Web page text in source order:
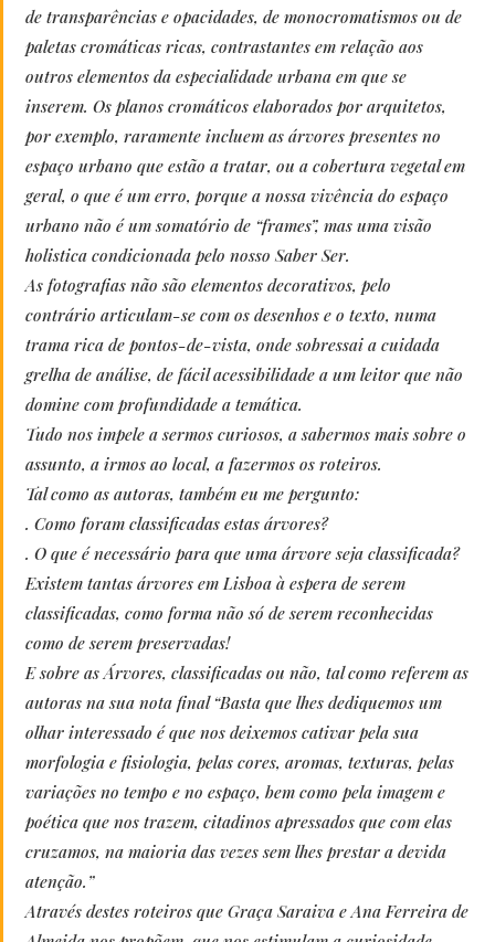
de transparências e opacidades, de monocromatismos ou de
paletas cromáticas ricas, contrastantes em relação aos
outros elementos da especialidade urbana em que se
inserem. Os planos cromáticos elaborados por arquitetos,
por exemplo, raramente incluem as árvores presentes no
espaço urbano que estão a tratar, ou a cobertura vegetal em
geral, o que é um erro, porque a nossa vivência do espaço
urbano não é um somatório de “frames”, mas uma visão
holistica condicionada pelo nosso Saber Ser.
As fotografias não são elementos decorativos, pelo
contrário articulam-se com os desenhos e o texto, numa
trama rica de pontos-de-vista, onde sobressai a cuidada
grelha de análise, de fácil acessibilidade a um leitor que não
domine com profundidade a temática.
Tudo nos impele a sermos curiosos, a sabermos mais sobre o
assunto, a irmos ao local, a fazermos os roteiros.
Tal como as autoras, também eu me pergunto:
. Como foram classificadas estas árvores?
. O que é necessário para que uma árvore seja classificada?
Existem tantas árvores em Lisboa à espera de serem
classificadas, como forma não só de serem reconhecidas
como de serem preservadas!
E sobre as Árvores, classificadas ou não, tal como referem as
autoras na sua nota final “Basta que lhes dediquemos um
olhar interessado é que nos deixemos cativar pela sua
morfologia e fisiologia, pelas cores, aromas, texturas, pelas
variações no tempo e no espaço, bem como pela imagem e
poética que nos trazem, citadinos apressados que com elas
cruzamos, na maioria das vezes sem lhes prestar a devida
atenção.”
Através destes roteiros que Graça Saraiva e Ana Ferreira de